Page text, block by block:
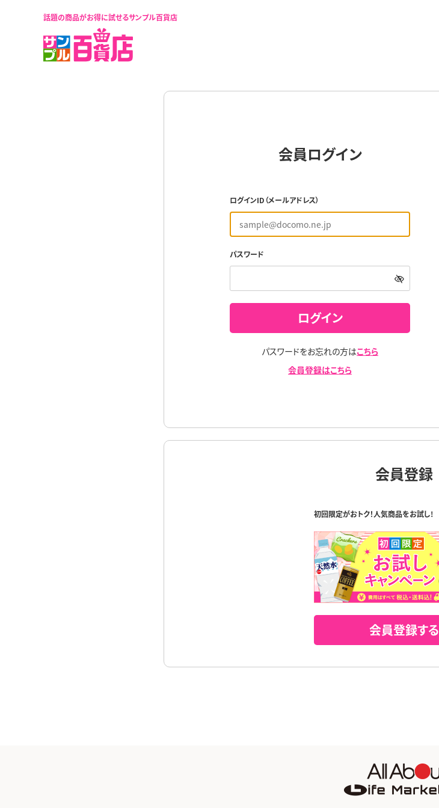
話題の商品がお得に試せるサンプル百貨店
会員ログイン
ログインID（メールアドレス）
パスワード
ログイン
パスワードをお忘れの方はこちら
会員登録はこちら
会員登録
初回限定がおトク！人気商品をお試し!
会員登録する